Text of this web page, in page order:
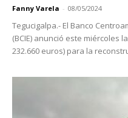
Fanny Varela - 08/05/2024
Tegucigalpa.- El Banco
(BCIE) anunció este miércoles
232.660 euros) para la